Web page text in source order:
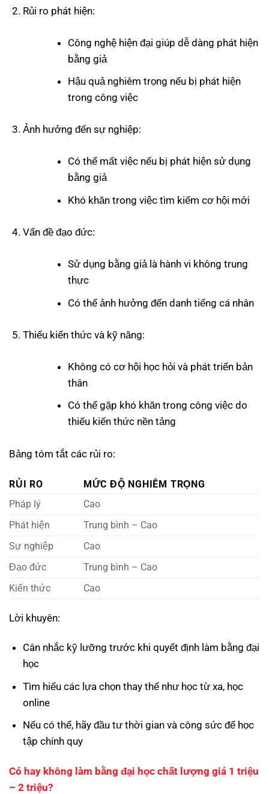
Rủi ro phát hiện:
Công nghệ hiện đại giúp dễ dàng phát hiện
bằng giả
Hậu quả nghiêm trọng nếu bị phát hiện
trong công việc
Ảnh hưởng đến sự nghiệp:
Có thể mất việc nếu bị phát hiện sử dụng
bằng giả
Khó khăn trong việc tìm kiếm cơ hội mới
Vấn đề đạo đức:
Sử dụng bằng giả là hành vi không trung
thực
Có thể ảnh hưởng đến danh tiếng cá nhân
Thiếu kiến thức và kỹ năng:
Không có cơ hội học hỏi và phát triển bản
thân
Có thể gặp khó khăn trong công việc do
thiếu kiến thức nền tảng
Bảng tóm tắt các rủi ro:
RỦI RO
MỨC ĐỘ NGHIÊM TRỌNG
Pháp lý
Cao
Phát hiện
Trung bình – Cao
Sự nghiệp
Cao
Đạo đức
Trung bình – Cao
Kiến thức
Cao
Lời khuyên:
Cân nhắc kỹ lưỡng trước khi quyết định làm bằng đại
học
Tìm hiểu các lựa chọn thay thế như học từ xa, học
online
Nếu có thể, hãy đầu tư thời gian và công sức để học
tập chính quy
Có hay không làm bằng đại học chất lượng giá 1 triệu
– 2 triệu?